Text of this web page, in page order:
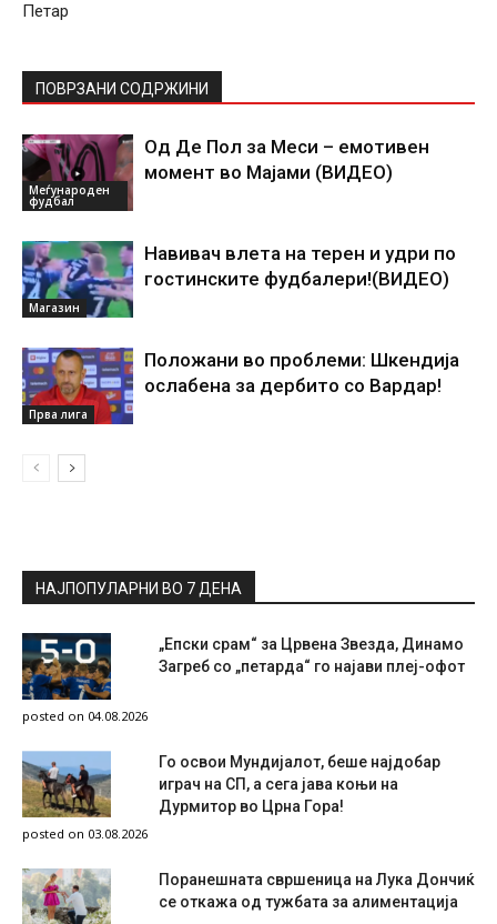
Петар
ПОВРЗАНИ СОДРЖИНИ
Меѓународен
фудбал
Од Де Пол за Меси – емотивен
момент во Мајами (ВИДЕО)
Магазин
Навивач влета на терен и удри по
гостинските фудбалери!(ВИДЕО)
Прва лига
Положани во проблеми: Шкендија
ослабена за дербито со Вардар!
НАЈПОПУЛАРНИ ВО 7 ДЕНА
„Епски срам“ за Црвена Звезда, Динамо
Загреб со „петарда“ го најави плеј-офот
posted on 04.08.2026
Го освои Мундијалот, беше најдобар
играч на СП, а сега јава коњи на
Дурмитор во Црна Гора!
posted on 03.08.2026
Поранешната свршеница на Лука Дончиќ
се откажа од тужбата за алиментација